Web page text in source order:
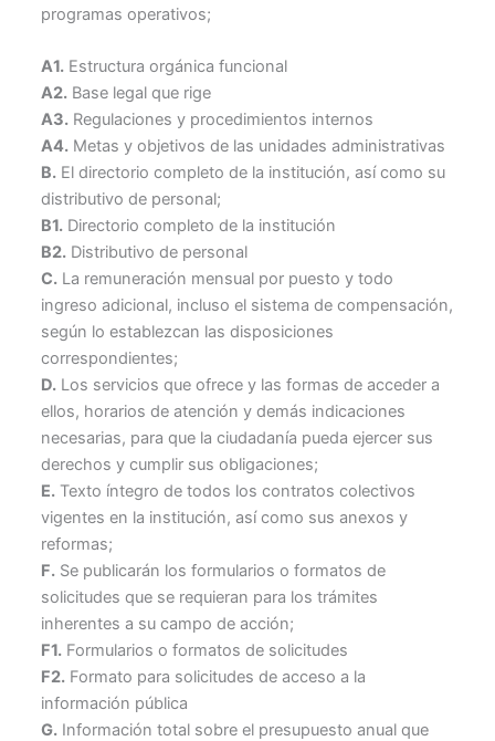
programas operativos;
A1. Estructura orgánica funcional
A2. Base legal que rige
A3. Regulaciones y procedimientos internos
A4. Metas y objetivos de las unidades administrativas
B. El directorio completo de la institución, así como su
distributivo de personal;
B1. Directorio completo de la institución
B2. Distributivo de personal
C. La remuneración mensual por puesto y todo
ingreso adicional, incluso el sistema de compensación,
según lo establezcan las disposiciones
correspondientes;
D. Los servicios que ofrece y las formas de acceder a
ellos, horarios de atención y demás indicaciones
necesarias, para que la ciudadanía pueda ejercer sus
derechos y cumplir sus obligaciones;
E. Texto íntegro de todos los contratos colectivos
vigentes en la institución, así como sus anexos y
reformas;
F. Se publicarán los formularios o formatos de
solicitudes que se requieran para los trámites
inherentes a su campo de acción;
F1. Formularios o formatos de solicitudes
F2. Formato para solicitudes de acceso a la
información pública
G. Información total sobre el presupuesto anual que